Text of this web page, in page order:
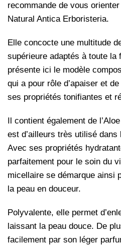
recommande de vous
Natural Antica Erboristeria.
Elle concocte une multitude
supérieure adaptés à toute la
présente ici le modèle
qui a pour rôle d’apaiser et
ses propriétés tonifiantes et
Il contient également de
est d’ailleurs très utilisé
Avec ses propriétés
parfaitement pour le soin du
micellaire se démarque ainsi
la peau en douceur.
Polyvalente, elle permet
laissant la peau douce. De
facilement par son léger